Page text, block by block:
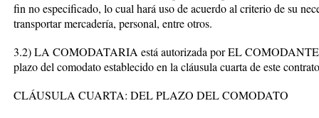
fin no especificado, lo cual hará uso de acuerdo al criterio de su
transportar mercadería, personal, entre otros.
3.2) LA COMODATARIA está autorizada por EL COMODANTE
plazo del comodato establecido en la cláusula cuarta de este
CLÁUSULA CUARTA: DEL PLAZO DEL COMODATO